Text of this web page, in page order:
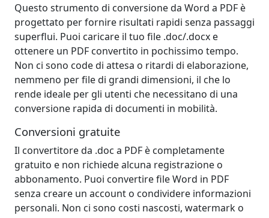
Questo strumento di conversione da Word a PDF è
progettato per fornire risultati rapidi senza passaggi
superflui. Puoi caricare il tuo file .doc/.docx e
ottenere un PDF convertito in pochissimo tempo.
Non ci sono code di attesa o ritardi di elaborazione,
nemmeno per file di grandi dimensioni, il che lo
rende ideale per gli utenti che necessitano di una
conversione rapida di documenti in mobilità.
Conversioni gratuite
Il convertitore da .doc a PDF è completamente
gratuito e non richiede alcuna registrazione o
abbonamento. Puoi convertire file Word in PDF
senza creare un account o condividere informazioni
personali. Non ci sono costi nascosti, watermark o